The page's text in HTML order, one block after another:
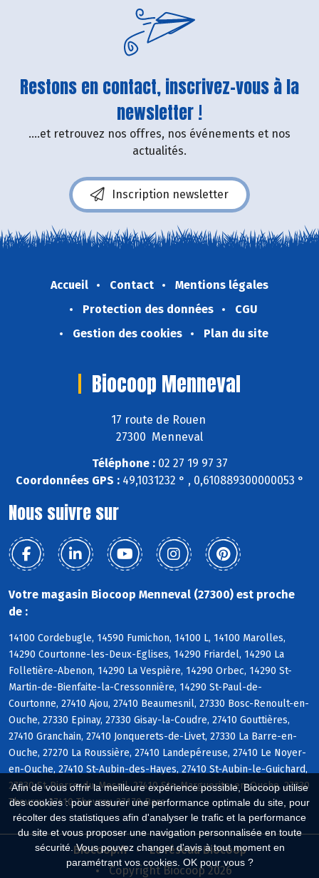
Afin de vous offrir la meilleure expérience possible, Biocoop utilise
des cookies : pour assurer une performance optimale du site, pour
récolter des statistiques afin d'analyser le trafic et la performance
du site et vous proposer une navigation personnalisée en toute
sécurité. Vous pouvez changer d'avis à tout moment en
paramétrant vos cookies. OK pour vous ?
Restons en contact, inscrivez-vous à la
newsletter !
....et retrouvez nos offres, nos événements et nos
actualités.
Inscription newsletter
Accueil Contact
Mentions légales
Protection des données
CGU
Gestion des cookies
Plan du site
Biocoop Menneval
17 route de Rouen
27300 Menneval
Téléphone :02 27 19 97 37
Coordonnées GPS :49,1031232 ° , 0,610889300000053 °
Nous suivre sur
Votre magasin Biocoop Menneval (27300) est proche
de :
14100 Cordebugle, 14590 Fumichon, 14100 L, 14100 Marolles,
14290 Courtonne-les-Deux-Eglises, 14290 Friardel, 14290 La
Folletière-Abenon, 14290 La Vespière, 14290 Orbec, 14290 St-
Martin-de-Bienfaite-la-Cressonnière, 14290 St-Paul-de-
Courtonne, 27410 Ajou, 27410 Beaumesnil, 27330 Bosc-Renoult-en-
Ouche, 27330 Epinay, 27330 Gisay-la-Coudre, 27410 Gouttières,
27410 Granchain, 27410 Jonquerets-de-Livet, 27330 La Barre-en-
Ouche, 27270 La Roussière, 27410 Landepéreuse, 27410 Le Noyer-
en-Ouche, 27410 St-Aubin-des-Hayes, 27410 St-Aubin-le-Guichard,
27330 St-Pierre-du-Mesnil, 27410 Ste-Marguerite-en-Ouche, 27330
Thevray, 27410 Thevray, 27170 Barc
Biocoop.fr
Le réseau Biocoop
Copyright Biocoop 2026